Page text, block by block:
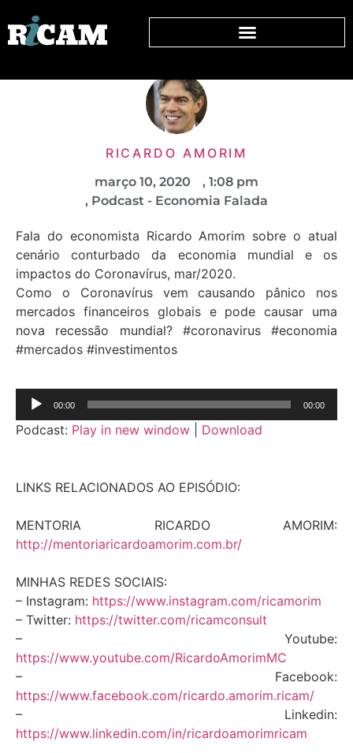
RICARDO AMORIM
março 10, 2020 , 1:08 pm
, Podcast - Economia Falada
Fala do economista Ricardo Amorim sobre o atual
cenário conturbado da economia mundial e os
impactos do Coronavírus, mar/2020.
Como o Coronavírus vem causando pânico nos
mercados financeiros globais e pode causar uma
nova recessão mundial? #coronavirus #economia
#mercados #investimentos
Tocador
de
áudio
00:00 00:00
Podcast: Play in new window Download
LINKS RELACIONADOS AO EPISÓDIO:
MENTORIA RICARDO AMORIM:
http://mentoriaricardoamorim.com.br/
MINHAS REDES SOCIAIS:
– Instagram: https://www.instagram.com/ricamorim
– Twitter: https://twitter.com/ricamconsult
– Youtube:
https://www.youtube.com/RicardoAmorimMC
– Facebook:
https://www.facebook.com/ricardo.amorim.ricam/
– Linkedin:
https://www.linkedin.com/in/ricardoamorimricam